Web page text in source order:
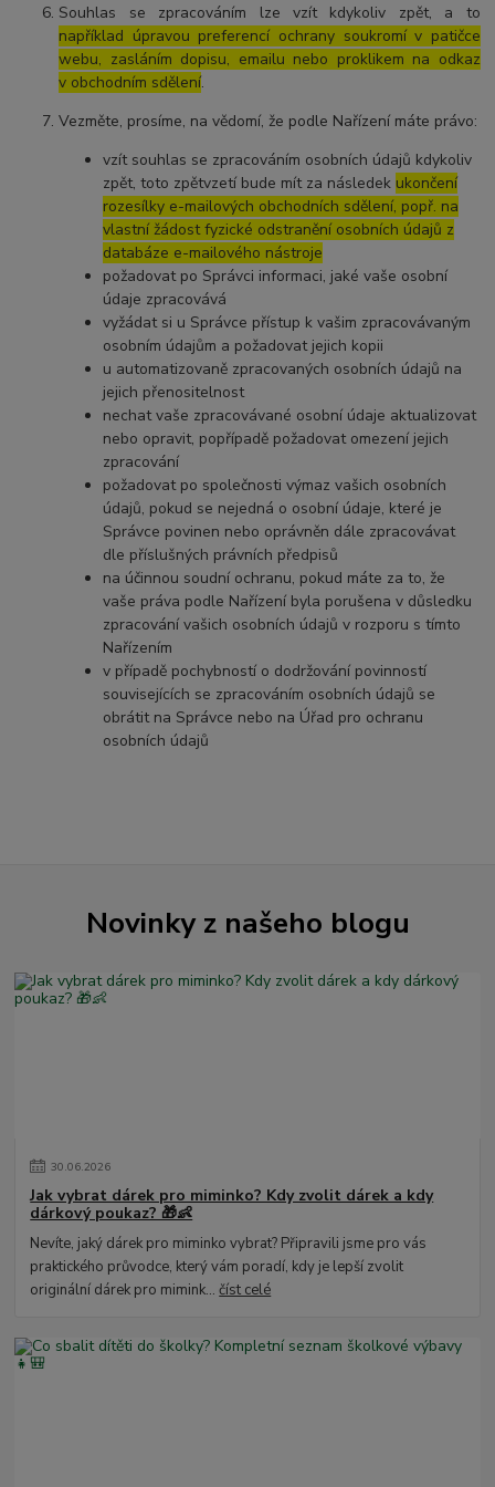
Souhlas se zpracováním lze vzít kdykoliv zpět, a to
například úpravou preferencí ochrany soukromí v patičce
webu, zasláním dopisu, emailu nebo proklikem na odkaz
v obchodním sdělení.
Vezměte, prosíme, na vědomí, že podle Nařízení máte právo:
vzít souhlas se zpracováním osobních údajů kdykoliv
zpět, toto zpětvzetí bude mít za následek ukončení
rozesílky e-mailových obchodních sdělení, popř. na
vlastní žádost fyzické odstranění osobních údajů z
databáze e-mailového nástroje
požadovat po Správci informaci, jaké vaše osobní
údaje zpracovává
vyžádat si u Správce přístup k vašim zpracovávaným
osobním údajům a požadovat jejich kopii
u automatizovaně zpracovaných osobních údajů na
jejich přenositelnost
nechat vaše zpracovávané osobní údaje aktualizovat
nebo opravit, popřípadě požadovat omezení jejich
zpracování
požadovat po společnosti výmaz vašich osobních
údajů, pokud se nejedná o osobní údaje, které je
Správce povinen nebo oprávněn dále zpracovávat
dle příslušných právních předpisů
na účinnou soudní ochranu, pokud máte za to, že
vaše práva podle Nařízení byla porušena v důsledku
zpracování vašich osobních údajů v rozporu s tímto
Nařízením
v případě pochybností o dodržování povinností
souvisejících se zpracováním osobních údajů se
obrátit na Správce nebo na Úřad pro ochranu
osobních údajů
Novinky z našeho blogu
30.06.2026
Jak vybrat dárek pro miminko? Kdy zvolit dárek a kdy
dárkový poukaz? 🎁👶
Nevíte, jaký dárek pro miminko vybrat? Připravili jsme pro vás
praktického průvodce, který vám poradí, kdy je lepší zvolit
originální dárek pro mimink...číst celé